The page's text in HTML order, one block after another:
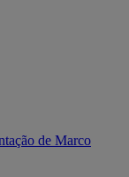
de Marco